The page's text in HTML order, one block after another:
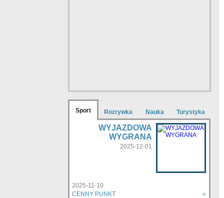
Sport Rozrywka Nauka Turystyka
WYJAZDOWA
WYGRANA
2025-12-01
2025-11-10
CENNY PUNKT
»